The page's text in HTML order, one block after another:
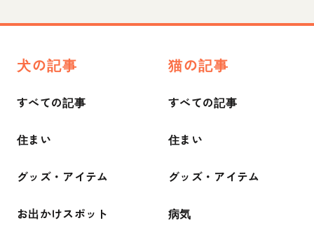
犬の記事
すべての記事
住まい
グッズ・アイテム
お出かけスポット
猫の記事
すべての記事
住まい
グッズ・アイテム
病気